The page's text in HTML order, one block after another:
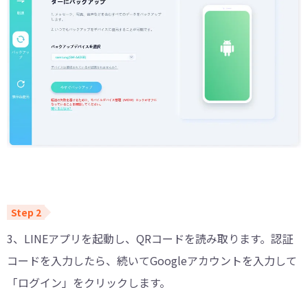
3、LINEアプリを起動し、QRコードを読み取ります。認証
コードを入力したら、続いてGoogleアカウントを入力して
「ログイン」をクリックします。